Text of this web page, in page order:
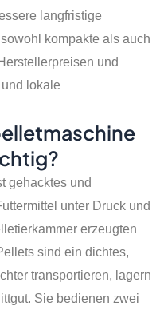
langfristige
kompakte als auch
und
lokale
gehacktes und
unter Druck und
erzeugten
sind ein dichtes,
transportieren, lagern
Sie bedienen zwei